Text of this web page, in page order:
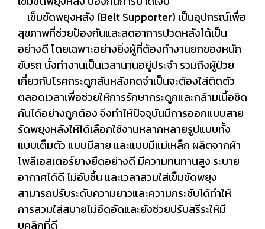
เข็มขัดพยุงหลัง (Belt Supporter) เป็นอุปกรณ์เพื่อ
สุขภาพที่ช่วยป้องกันและลดอาการปวดหลังได้เป็น
อย่างดี โดยเฉพาะอย่างยิ่งผู้ที่ต้องทำงานยกของหนัก
ขับรถ นั่งทำงานเป็นเวลานานอยู่ประจำ รวมถึงผู้ป่วย
เกี่ยวกับโรคกระดูกสันหลังคดจำเป็นจะต้องใส่ติดตัว
ตลอดเวลาเพื่อช่วยให้การรักษากระดูกและกล้ามเนื้อชิด
กันได้อย่างถูกต้อง จึงทำให้ปัจจุบันมีการออกแบบสาย
รัดพยุงหลังให้ได้เลือกใช้งานหลากหลายรูปแบบทั้ง
แบบเต็มตัว แบบมีสาย และแบบมีแม่เหล็ก ผลิตจากผ้า
โพลีเอสเตอร์ยางยืดอย่างดี มีความทนทานสูง ระบาย
อากาศได้ดี ไม่อับชื้น และเวลาสวมใส่เข็มขัดพยุง
สามารถปรับระดับความยาวและความกระชับได้ทำให้
การสวมใส่สบายไม่อึดอัดและยังช่วยปรับสรีระให้มี
บุคลิกที่ดี